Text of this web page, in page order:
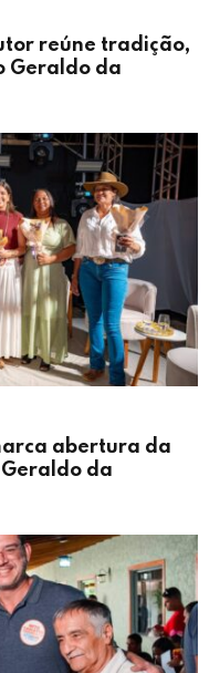
reúne tradição,
Geraldo da
abertura da
Geraldo da